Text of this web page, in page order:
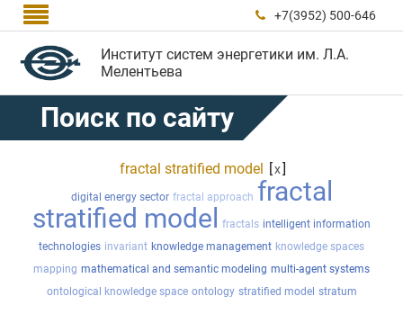
  +7(3952) 500-646
Институт систем энергетики им. Л.А.
Мелентьева
Поиск по сайту
fractal stratified model [x]
digital energy sector fractal approach fractal
stratified model
fractals intelligent information
technologies invariant knowledge management knowledge spaces
mapping mathematical and semantic modeling multi-agent systems
ontological knowledge space ontology stratified model stratum